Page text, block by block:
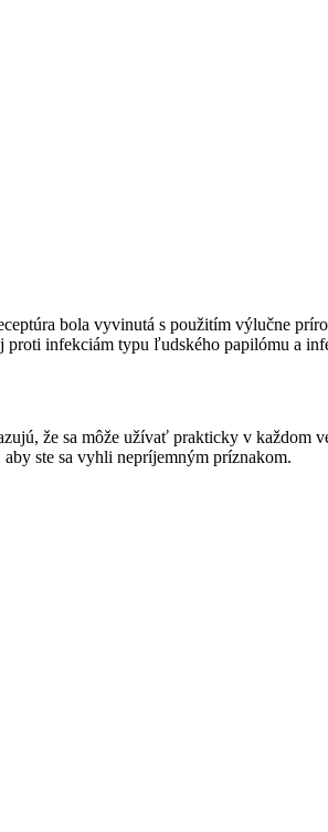
bola vyvinutá s použitím výlučne
infekciám typu ľudského papilómu a
že sa môže užívať prakticky v každom
ste sa vyhli nepríjemným príznakom.